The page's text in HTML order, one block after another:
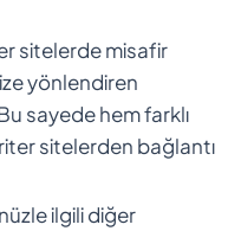
sitelerde misafir
yönlendiren
sayede hem farklı
sitelerden bağlantı
ilgili diğer